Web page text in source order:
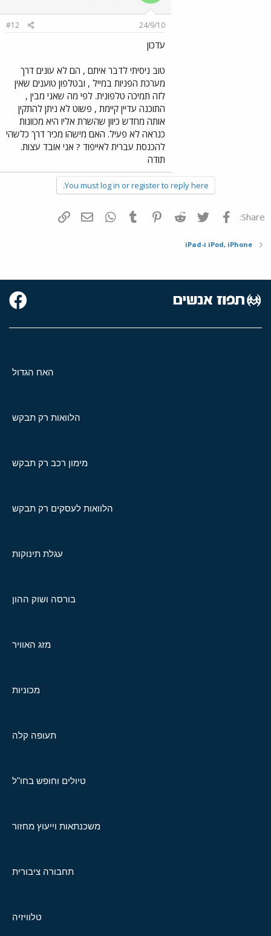
24/9/10
#12
עדכון
טוב ניסיתי לדבר איתם , הם לא עונים דרך
מערכת הפניות במייל , ובטלפון טוענים שאין
לזה תמיכה טלפונית. לפי מה שאני מבין ,
התוכנה עדיין קיימת , פשוט לא ניתן להתקין
אותה מחדש כיוון שהשרת אליו היא מכוונות
כנראה לא פעיל. האם מישהו מכיר דרך כלשהי
להכנסת עברית לאייפוד ? אני אובד עצות.
תודה
You must log in or register to reply here.
Share: פייסבוק Twitter
Reddit
Pinterest
Tumblr
WhatsAppדואר אלקטרוני
iPod, iPhone ו-iPad
האח הגדול
הלוואות רק תבקש
מימון רכב רק תבקש
הלוואות לעסקים רק תבקש
עגלת תינוקות
בורסה ושוק ההון
מזג האוויר
מכוניות
תעופה קלה
טיולים וחופש בחו"ל
משכנתאות וייעוץ מחזור
תחבורה ציבורית
טלוויזיה